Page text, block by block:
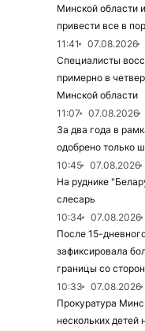
Минской области
привести все в
11:41
07.08.2026
Специалисты
примерно в
Минской области
11:07
07.08.2026
За два года в
одобрено только
10:45
07.08.2026
На руднике
слесарь
10:34
07.08.2026
После 15-
зафиксировала
границы со
10:33
07.08.2026
Прокуратура
нескольких